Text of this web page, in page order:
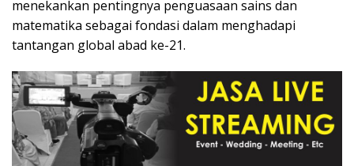
menekankan pentingnya penguasaan sains dan
matematika sebagai fondasi dalam menghadapi
tantangan global abad ke-21.